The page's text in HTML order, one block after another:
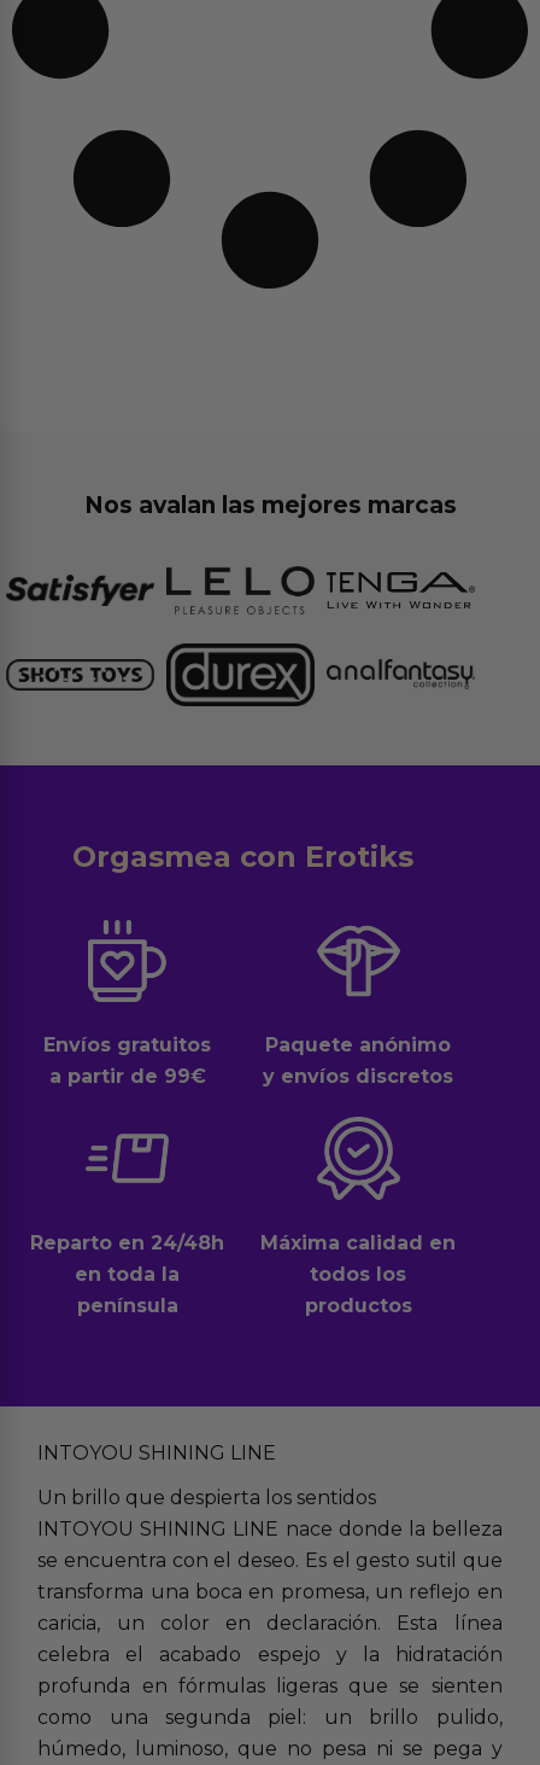
Nos avalan las mejores marcas
Orgasmea con Erotiks
Envíos gratuitos
a partir de 99€
Paquete anónimo
y envíos discretos
Reparto en 24/48h
en toda la
península
Máxima calidad en
todos los
productos
INTOYOU SHINING LINE
Un brillo que despierta los sentidos
INTOYOU SHINING LINE nace donde la belleza
se encuentra con el deseo. Es el gesto sutil que
transforma una boca en promesa, un reflejo en
caricia, un color en declaración. Esta línea
celebra el acabado espejo y la hidratación
profunda en fórmulas ligeras que se sienten
como una segunda piel: un brillo pulido,
húmedo, luminoso, que no pesa ni se pega y